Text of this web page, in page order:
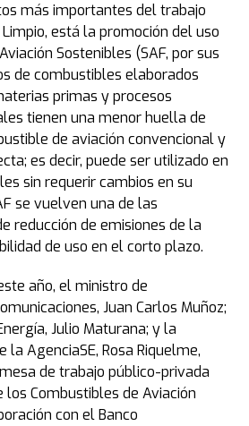
más importantes del trabajo
está la promoción del uso
Sostenibles (SAF, por sus
de combustibles elaborados
primas y procesos
tienen una menor huella de
de aviación convencional y
es decir, puede ser utilizado en
sin requerir cambios en su
se vuelven una de las
reducción de emisiones de la
de uso en el corto plazo.
año, el ministro de
Juan Carlos Muñoz;
Julio Maturana; y la
AgenciaSE, Rosa Riquelme,
de trabajo público-privada
Combustibles de Aviación
con el Banco